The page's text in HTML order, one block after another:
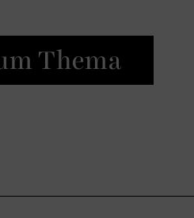
Thema